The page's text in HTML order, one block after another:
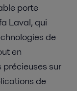
porte
Laval, qui
de
en
sur
de